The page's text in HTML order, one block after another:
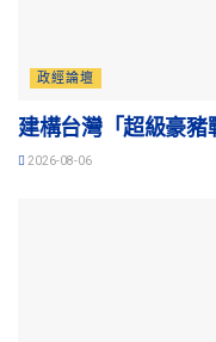
政經論壇
建構台灣「超級豪豬
2026-08-06